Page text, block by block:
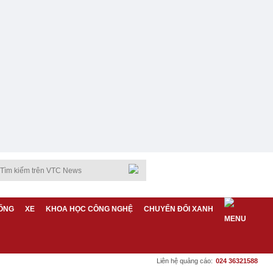
XE KHOA HỌC CÔNG NGHỆ CHUYỂN ĐỔI XANH
Liên hệ quảng cáo: 024 36321588